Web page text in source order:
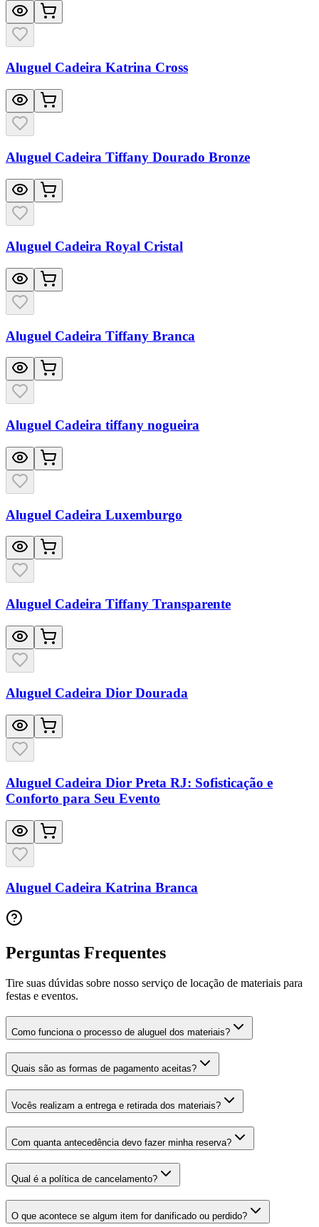
Aluguel Cadeira Katrina Cross
Aluguel Cadeira Tiffany Dourado Bronze
Aluguel Cadeira Royal Cristal
Aluguel Cadeira Tiffany Branca
Aluguel Cadeira tiffany nogueira
Aluguel Cadeira Luxemburgo
Aluguel Cadeira Tiffany Transparente
Aluguel Cadeira Dior Dourada
Aluguel Cadeira Dior Preta RJ: Sofisticação e
Conforto para Seu Evento
Aluguel Cadeira Katrina Branca
Perguntas Frequentes
Tire suas dúvidas sobre nosso serviço de locação de materiais para
festas e eventos.
Como funciona o processo de aluguel dos materiais?
Quais são as formas de pagamento aceitas?
Vocês realizam a entrega e retirada dos materiais?
Com quanta antecedência devo fazer minha reserva?
Qual é a política de cancelamento?
O que acontece se algum item for danificado ou perdido?